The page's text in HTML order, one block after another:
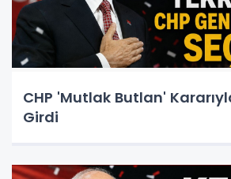
CHP 'Mutlak Butlan'
Girdi